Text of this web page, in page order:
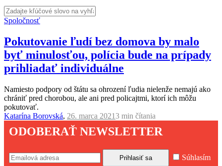
Spoločnosť
Pokutovanie ľudí bez domova by malo
byť minulosťou, polícia bude na prípady
prihliadať individuálne
Namiesto podpory od štátu sa ohrození ľudia nielenže nemajú ako
chrániť pred chorobou, ale ani pred policajtmi, ktorí ich môžu
pokutovať.
Katarína Borovská, 26. marca 20213 min čítania
ODOBERAŤ NEWSLETTER
Súhlasím